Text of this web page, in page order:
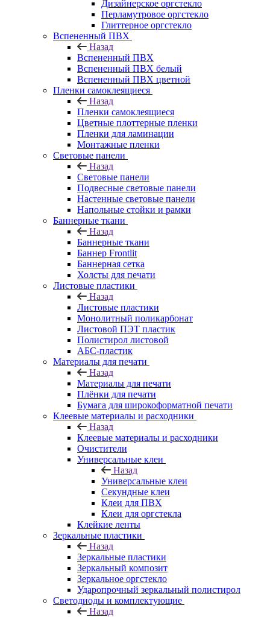
Дизайнерское оргстекло
Перламутровое оргстекло
Глиттерное оргстекло
Вспененный ПВХ
Назад
Вспененный ПВХ
Вспененный ПВХ белый
Вспененный ПВХ цветной
Пленки самоклеящиеся
Назад
Пленки самоклеящиеся
Цветные плоттерные пленки
Пленки для ламинации
Монтажные пленки
Световые панели
Назад
Световые панели
Подвесные световые панели
Настенные световые панели
Напольные стойки и рамки
Баннерные ткани
Назад
Баннерные ткани
Баннер Frontlit
Баннерная сетка
Холсты для печати
Листовые пластики
Назад
Листовые пластики
Монолитный поликарбонат
Листовой ПЭТ пластик
Полистирол листовой
АБС-пластик
Материалы для печати
Назад
Материалы для печати
Плёнки для печати
Бумага для широкоформатной печати
Клеевые материалы и расходники
Назад
Клеевые материалы и расходники
Очистители
Универсальные клеи
Назад
Универсальные клеи
Секундные клеи
Клеи для ПВХ
Клеи для оргстекла
Клейкие ленты
Зеркальные пластики
Назад
Зеркальные пластики
Зеркальный композит
Зеркальное оргстекло
Ударопрочный зеркальный полистирол
Светодиоды и комплектующие
Назад